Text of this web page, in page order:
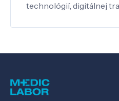
technológií, digitálnej